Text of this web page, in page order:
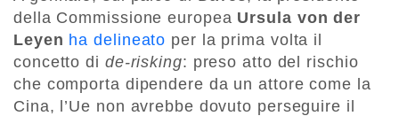
della Commissione europea Ursula von der
Leyen ha delineato per la prima volta il
concetto di de-risking: preso atto del rischio
che comporta dipendere da un attore come la
Cina, l’Ue non avrebbe dovuto perseguire il